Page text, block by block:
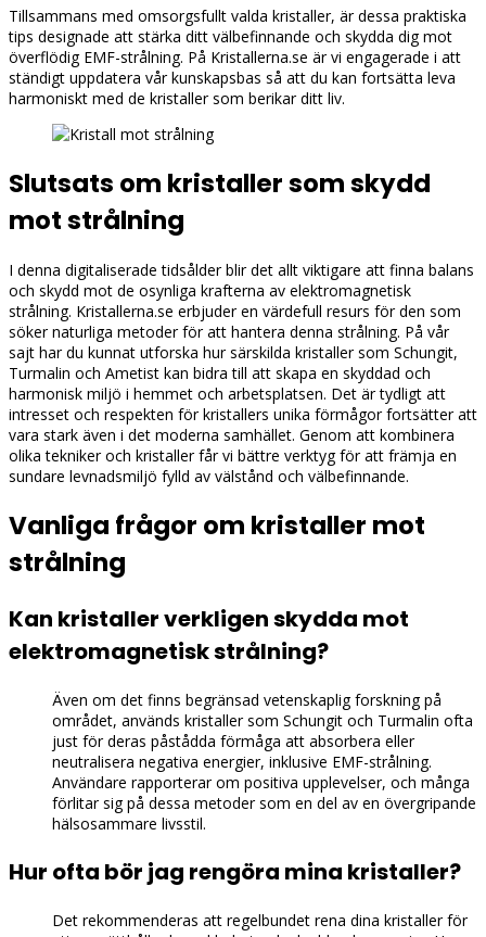
Tillsammans med omsorgsfullt valda kristaller, är dessa praktiska
tips designade att stärka ditt välbefinnande och skydda dig mot
överflödig EMF-strålning. På Kristallerna.se är vi engagerade i att
ständigt uppdatera vår kunskapsbas så att du kan fortsätta leva
harmoniskt med de kristaller som berikar ditt liv.
Slutsats om kristaller som skydd
mot strålning
I denna digitaliserade tidsålder blir det allt viktigare att finna balans
och skydd mot de osynliga krafterna av elektromagnetisk
strålning. Kristallerna.se erbjuder en värdefull resurs för den som
söker naturliga metoder för att hantera denna strålning. På vår
sajt har du kunnat utforska hur särskilda kristaller som Schungit,
Turmalin och Ametist kan bidra till att skapa en skyddad och
harmonisk miljö i hemmet och arbetsplatsen. Det är tydligt att
intresset och respekten för kristallers unika förmågor fortsätter att
vara stark även i det moderna samhället. Genom att kombinera
olika tekniker och kristaller får vi bättre verktyg för att främja en
sundare levnadsmiljö fylld av välstånd och välbefinnande.
Vanliga frågor om kristaller mot
strålning
Kan kristaller verkligen skydda mot
elektromagnetisk strålning?
Även om det finns begränsad vetenskaplig forskning på
området, används kristaller som Schungit och Turmalin ofta
just för deras påstådda förmåga att absorbera eller
neutralisera negativa energier, inklusive EMF-strålning.
Användare rapporterar om positiva upplevelser, och många
förlitar sig på dessa metoder som en del av en övergripande
hälsosammare livsstil.
Hur ofta bör jag rengöra mina kristaller?
Det rekommenderas att regelbundet rena dina kristaller för